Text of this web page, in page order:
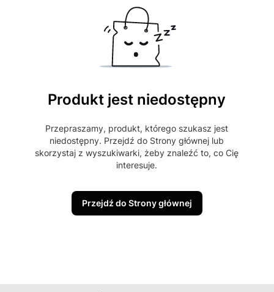
Produkt jest niedostępny
Przepraszamy, produkt, którego szukasz jest
niedostępny. Przejdź do Strony głównej lub
skorzystaj z wyszukiwarki, żeby znaleźć to, co Cię
interesuje.
Przejdź do Strony głównej